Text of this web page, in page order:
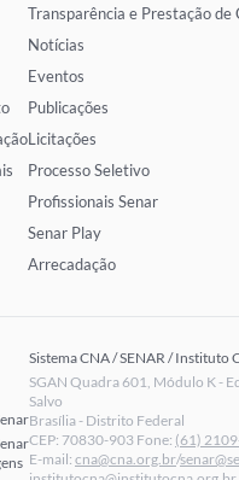
Transparência e Prestação de
Notícias
Eventos
Publicações
Licitações
Processo Seletivo
Profissionais Senar
Senar Play
Arrecadação
Sistema CNA / SENAR / Instituto
SGAN Quadra 601, Módulo K -
Salvo
Brasília - Distrito Federal
CEP: 70830-903 Fone: (61)
E-mail: cna@cna.org.br/